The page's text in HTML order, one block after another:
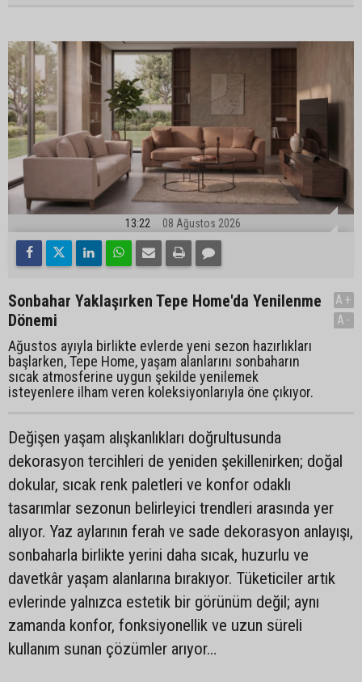
13:22 08 Ağustos 2026
Sonbahar Yaklaşırken Tepe Home'da Yenilenme
Dönemi
Ağustos ayıyla birlikte evlerde yeni sezon hazırlıkları
başlarken, Tepe Home, yaşam alanlarını sonbaharın
sıcak atmosferine uygun şekilde yenilemek
isteyenlere ilham veren koleksiyonlarıyla öne çıkıyor.
A+
A-
Değişen yaşam alışkanlıkları doğrultusunda
dekorasyon tercihleri de yeniden şekillenirken; doğal
dokular, sıcak renk paletleri ve konfor odaklı
tasarımlar sezonun belirleyici trendleri arasında yer
alıyor. Yaz aylarının ferah ve sade dekorasyon anlayışı,
sonbaharla birlikte yerini daha sıcak, huzurlu ve
davetkâr yaşam alanlarına bırakıyor. Tüketiciler artık
evlerinde yalnızca estetik bir görünüm değil; aynı
zamanda konfor, fonksiyonellik ve uzun süreli
kullanım sunan çözümler arıyor…